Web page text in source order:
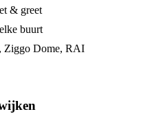
& greet
buurt
Ziggo Dome, RAI